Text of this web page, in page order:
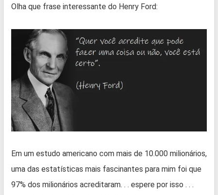
Olha que frase interessante do Henry Ford:
Em um estudo americano com mais de 10.000 milionários,
uma das estatísticas mais fascinantes para mim foi que
97% dos milionários acreditaram. . . espere por isso . . .